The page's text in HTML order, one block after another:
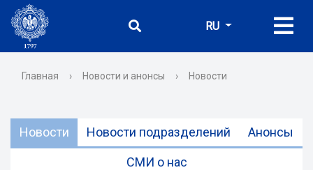
RU
Главная › Новости и анонсы › Новости
Новости Новости подразделений Анонсы
СМИ о нас